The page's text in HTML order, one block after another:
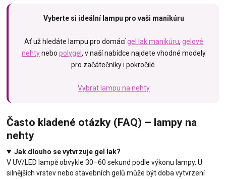
Vyberte si ideální lampu pro vaši manikúru
Ať už hledáte lampu pro domácígel lak manikúru,gelové
nehtynebopolygel, v naší nabídce najdete vhodné modely
pro začátečníky i pokročilé.
Vybrat lampu na nehty
Často kladené otázky (FAQ) – lampy na
nehty
Jak dlouho se vytvrzuje gel lak?
V UV/LED lampě obvykle 30–60 sekund podle výkonu lampy. U
silnějších vrstev nebo stavebních gelů může být doba vytvrzení